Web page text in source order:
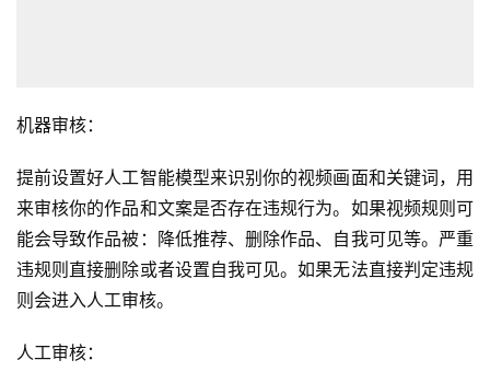
机器审核：
提前设置好人工智能模型来识别你的视频画面和关键词，用
来审核你的作品和文案是否存在违规行为。如果视频规则可
能会导致作品被：降低推荐、删除作品、自我可见等。严重
违规则直接删除或者设置自我可见。如果无法直接判定违规
则会进入人工审核。
人工审核：